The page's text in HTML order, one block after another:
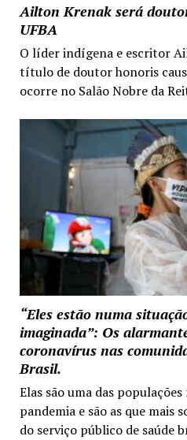
Ailton Krenak será
UFBA
O líder indígena e escritor
título de doutor honoris
ocorre no Salão Nobre da
“Eles estão numa
imaginada”: Os
coronavírus nas
Brasil.
Elas são uma das
pandemia e são as que mais
do serviço público de saúde